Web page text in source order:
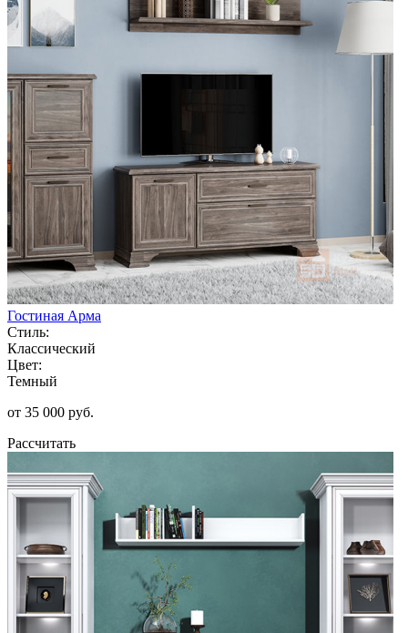
Гостиная Арма
Стиль:
Классический
Цвет:
Темный
от 35 000 руб.
Рассчитать